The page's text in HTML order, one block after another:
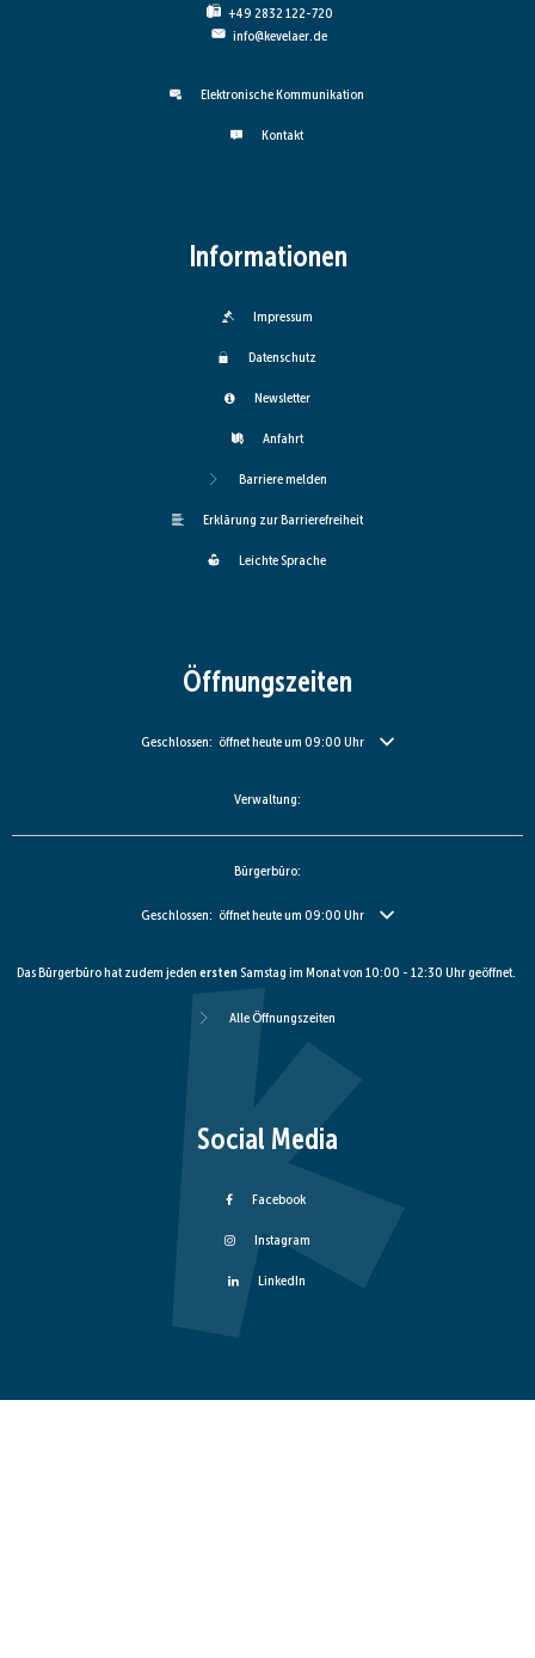
+49 2832 122-720
info@kevelaer.de
Elektronische Kommunikation
Kontakt
Informationen
Impressum
Datenschutz
Newsletter
Anfahrt
Barriere melden
Erklärung zur Barrierefreiheit
Leichte Sprache
Öffnungszeiten
Klicken, um weitere Öffnungs- oder Schließzeiten auszublenden
Geschlossen: öffnet heute um 09:00 Uhr
Verwaltung:
Bürgerbüro:
Klicken, um weitere Öffnungs- oder Schließzeiten auszublenden
Geschlossen: öffnet heute um 09:00 Uhr
Das Bürgerbüro hat zudem jeden erstenSamstag im Monat von 10:00 - 12:30 Uhr geöffnet.
Alle Öffnungszeiten
Social Media
Facebook
Instagram
LinkedIn